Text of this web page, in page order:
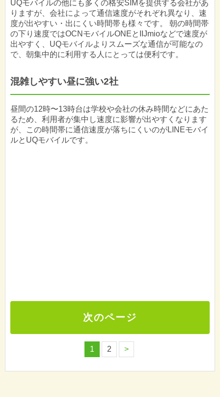
UQモバイルの他にも多くの格安SIMを提供する会社があ
りますが、会社によって通信速度がそれぞれ異なり、速
度が出やすい・出にくい時間帯も様々です。 朝の時間帯
の下り速度ではOCNモバイルONEとIIJmioなどで速度が
出やすく、UQモバイルよりスムーズな通信が可能なの
で、朝集中的に利用する人にとっては便利です。
混雑しやすい昼に強い2社
昼間の12時〜13時台は学校や会社の休み時間などにあた
るため、利用者が集中し速度に影響が出やすくなります
が、この時間帯に通信速度が落ちにくいのがLINEモバイ
ルとUQモバイルです。
次のページ
1 2 >